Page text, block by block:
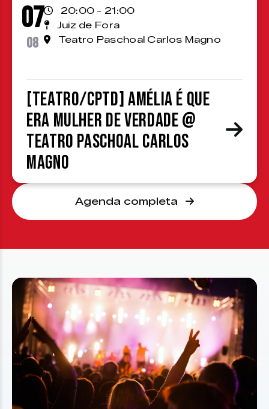
07
08
20:00 - 21:00
Juiz de Fora
Teatro Paschoal Carlos Magno
[TEATRO/CPTD] Amélia é que
era mulher de verdade @
Teatro Paschoal Carlos
Magno
Agenda completa